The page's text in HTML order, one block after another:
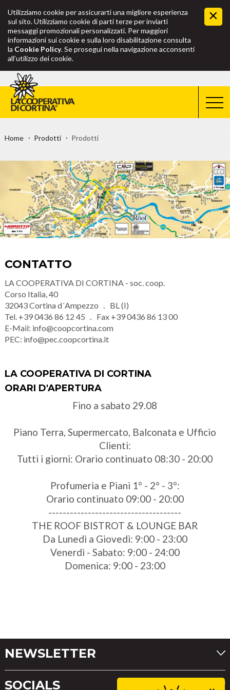
Utilizziamo cookie per assicurarti una migliore esperienza
sul sito. Utilizziamo cookie di parti terze per inviarti
messaggi promozionali personalizzati. Per maggiori
informazioni sui cookie e sulla loro disabilitazione consulta
la Cookie Policy. Se prosegui nella navigazione acconsenti
all’utilizzo dei cookie.
Home Prodotti Prodotti
CONTATTO
LA COOPERATIVA DI CORTINA - soc. coop.
Corso Italia, 40
32043Cortina d´Ampezzo
BL (I)
Tel. +39 0436 86 12 45 Fax +39 0436 86 13 00
E-Mail: info@coopcortina.com
PEC: info@pec.coopcortina.it
LA COOPERATIVA DI CORTINA
ORARI D'APERTURA
Fino a sabato 29.08
Piano Terra, Supermercato, Balconata e Ufficio
Clienti:
Tutti i giorni: Orario continuato 08:30 - 20:00
Profumeria e Piani 1° - 2° - 3°:
Orario continuato 09:00 - 20:00
-------------------------------------
THE ROOF BISTROT & LOUNGE BAR
Da Lunedì a Giovedì: 9:00 - 23:00
Venerdì - Sabato: 9:00 - 24:00
Domenica: 9:00 - 23:00
NEWSLETTER
SOCIALS